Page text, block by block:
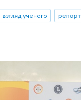
взгляд ученого